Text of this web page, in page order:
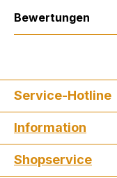
Bewertungen
Service-Hotline
Information
Shopservice